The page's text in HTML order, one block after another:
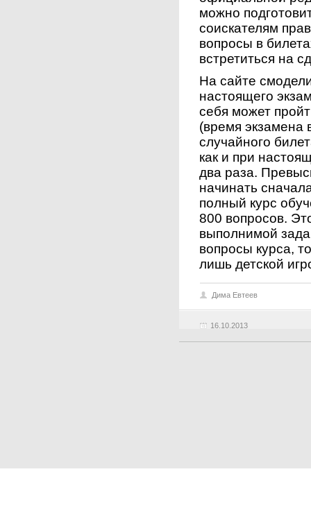
можно
соискателям
вопросы в
встретиться на
На сайте
настоящего
себя может
(время экзамена
случайного
как и при
два раза.
начинать
полный курс
800 вопросов.
выполнимой
вопросы курса,
лишь детской
16.10.2013
Дима Евтеев